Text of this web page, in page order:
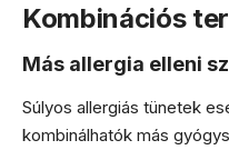
Kombinációs
Más allergia elleni
Súlyos allergiás tünetek
kombinálhatók más